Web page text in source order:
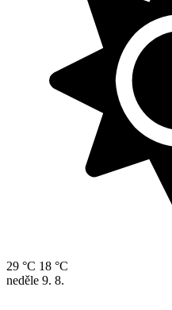
29 °C 18 °C
neděle 9. 8.